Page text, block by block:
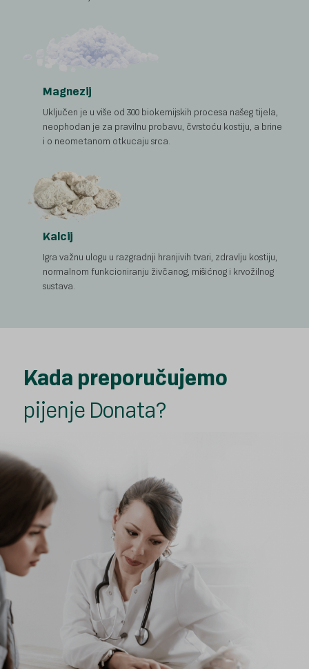
Magnezij
Uključen je u više od 300 biokemijskih procesa našeg tijela,
neophodan je za pravilnu probavu, čvrstoću kostiju, a brine
i o neometanom otkucaju srca.
Kalcij
Igra važnu ulogu u razgradnji hranjivih tvari, zdravlju kostiju,
normalnom funkcioniranju živčanog, mišićnog i krvožilnog
sustava.
Kada preporučujemo
pijenje Donata?